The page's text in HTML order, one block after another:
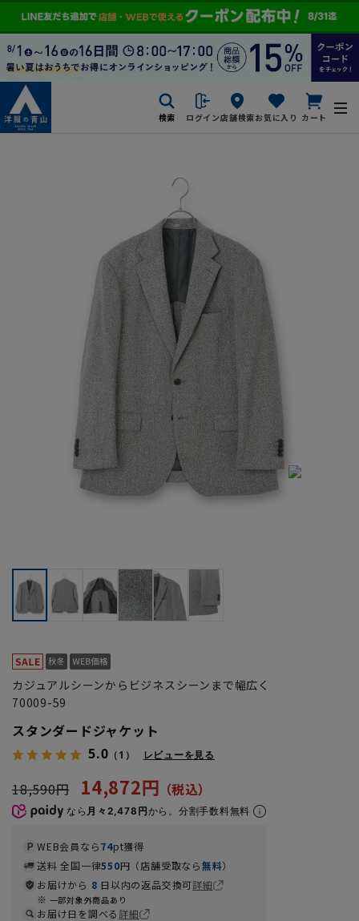
検索 ログイン店舗検索お気に入り カート
カジュアルシーンからビジネスシーンまで幅広く
70009-59
スタンダードジャケット
5.0 （1） レビューを見る
18,590円 14,872円
なら 月々2,478円から。分割手数料無料
WEB会員なら74pt獲得
送料 全国一律550円（店舗受取なら無料）
お届けから 8 日以内の返品交換可詳細
一部対象外商品あり
お届け日を調べる詳細